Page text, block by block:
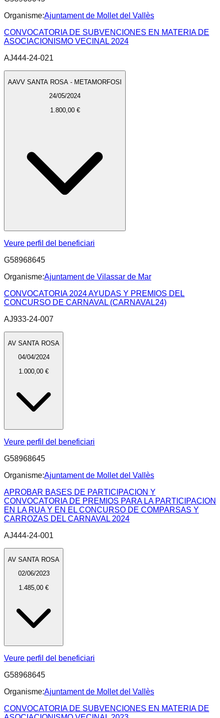
Organisme:Ajuntament de Mollet del Vallès
CONVOCATORIA DE SUBVENCIONES EN MATERIA DE
ASOCIACIONISMO VECINAL 2024
AJ444-24-021
AAVV SANTA ROSA - METAMORFOSI
24/05/2024
1.800,00 €
Veure perfil del beneficiari
G58968645
Organisme:Ajuntament de Vilassar de Mar
CONVOCATORIA 2024 AYUDAS Y PREMIOS DEL
CONCURSO DE CARNAVAL (CARNAVAL24)
AJ933-24-007
AV SANTA ROSA
04/04/2024
1.000,00 €
Veure perfil del beneficiari
G58968645
Organisme:Ajuntament de Mollet del Vallès
APROBAR BASES DE PARTICIPACION Y
CONVOCATORIA DE PREMIOS PARA LA PARTICIPACION
EN LA RUA Y EN EL CONCURSO DE COMPARSAS Y
CARROZAS DEL CARNAVAL 2024
AJ444-24-001
AV SANTA ROSA
02/06/2023
1.485,00 €
Veure perfil del beneficiari
G58968645
Organisme:Ajuntament de Mollet del Vallès
CONVOCATORIA DE SUBVENCIONES EN MATERIA DE